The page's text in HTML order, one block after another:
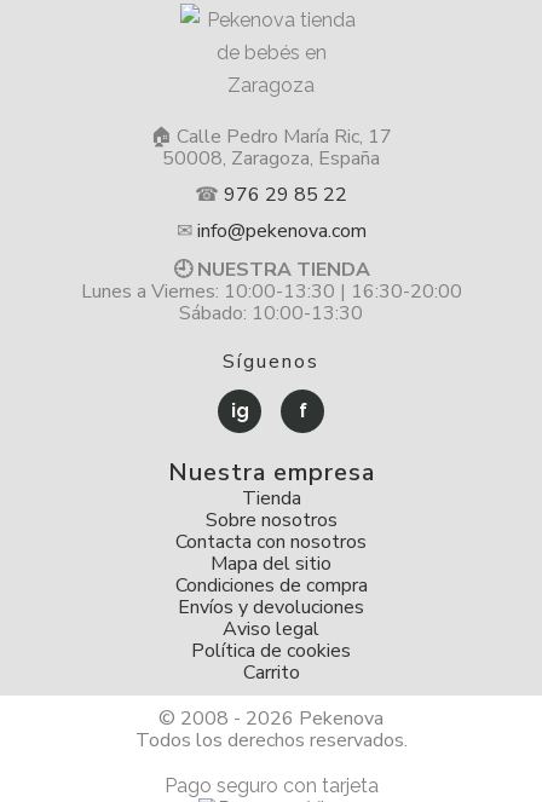
🏠 Calle Pedro María Ric, 17
50008, Zaragoza, España
☎ 976 29 85 22
✉info@pekenova.com
🕘 NUESTRA TIENDA
Lunes a Viernes: 10:00-13:30 | 16:30-20:00
Sábado: 10:00-13:30
Síguenos
ig f
Nuestra empresa
Tienda
Sobre nosotros
Contacta con nosotros
Mapa del sitio
Condiciones de compra
Envíos y devoluciones
Aviso legal
Política de cookies
Carrito
© 2008 - 2026 Pekenova
Todos los derechos reservados.
Pago seguro con tarjeta